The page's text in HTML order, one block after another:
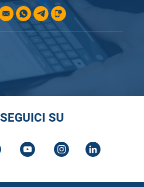
SEGUICI SU